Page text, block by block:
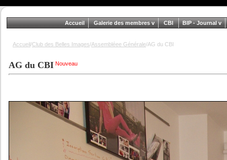
Accueil Galerie des membres CBI BIP - Journal
Accueil/Club des Belles Images/Assembléee Générale/AG du CBI
AG du CBI Nouveau